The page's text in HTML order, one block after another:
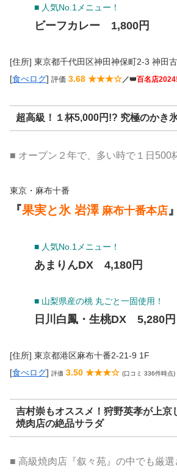
■ 人気No.1メニュー！
ビーフカレー 1,800円
[住所] 東京都千代田区神田神保町2-3 神田
[食べログ] 評価 3.68 ★★★☆／👑百名店2024!
超高級！１杯5,000円!? 究極のかき
■ オープン２年で、多い時で１日500
東京・麻布十番
『果実と氷 岩澤麻布十番本店』
■ 人気No.1メニュー！
あまりんDX 4,180円
■ 山梨県産の桃 丸ごと一固使用！
日川白鳳・生桃DX 5,280円
[住所] 東京都港区麻布十番2-21-9 1F
[食べログ] 評価 3.50 ★★★☆ (口コミ 336件時点)
吉村崇もオススメ！狩野英孝が上京
焼肉店の絶品サラダ
■ 高級焼肉店『叙々苑』の中でも厳